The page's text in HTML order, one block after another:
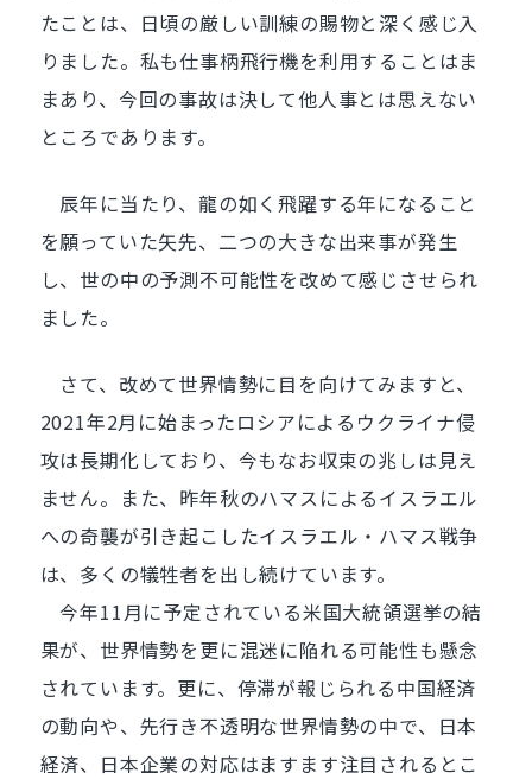
たことは、日頃の厳しい訓練の賜物と深く感じ入
りました。私も仕事柄飛行機を利用することはま
まあり、今回の事故は決して他人事とは思えない
ところであります。
辰年に当たり、龍の如く飛躍する年になること
を願っていた矢先、二つの大きな出来事が発生
し、世の中の予測不可能性を改めて感じさせられ
ました。
さて、改めて世界情勢に目を向けてみますと、
2021年2月に始まったロシアによるウクライナ侵
攻は長期化しており、今もなお収束の兆しは見え
ません。また、昨年秋のハマスによるイスラエル
への奇襲が引き起こしたイスラエル・ハマス戦争
は、多くの犠牲者を出し続けています。
今年11月に予定されている米国大統領選挙の結
果が、世界情勢を更に混迷に陥れる可能性も懸念
されています。更に、停滞が報じられる中国経済
の動向や、先行き不透明な世界情勢の中で、日本
経済、日本企業の対応はますます注目されるとこ